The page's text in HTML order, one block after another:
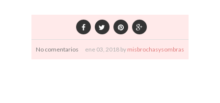
No comentarios ene 03, 2018 by misbrochasysombras